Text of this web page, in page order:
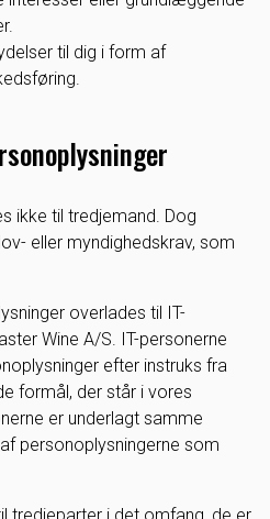
til dig i form af
ikke til tredjemand. Dog
eller myndighedskrav, som
overlades til IT-
Wine A/S. IT-personerne
efter instruks fra
formål, der står i vores
er underlagt samme
personoplysningerne som